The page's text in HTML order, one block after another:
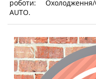
роботи: Охолодження/
AUTO.